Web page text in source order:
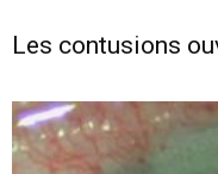
Les contusions